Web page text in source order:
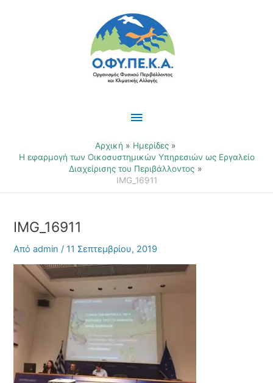
Κύριο
Μενού
Αρχική
Ημερίδες
Η εφαρμογή των Οικοσυστημικών Υπηρεσιών ως Εργαλείο
Διαχείρισης του Περιβάλλοντος
IMG_16911
IMG_16911
Απόadmin/11 Σεπτεμβρίου, 2019